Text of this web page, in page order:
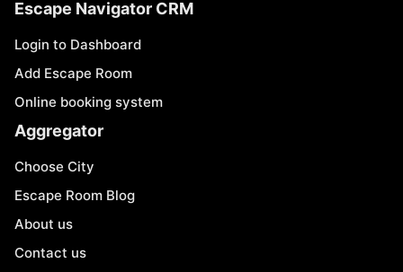
Escape Navigator CRM
Login to Dashboard
Add Escape Room
Online booking system
Aggregator
Choose City
Escape Room Blog
About us
Contact us